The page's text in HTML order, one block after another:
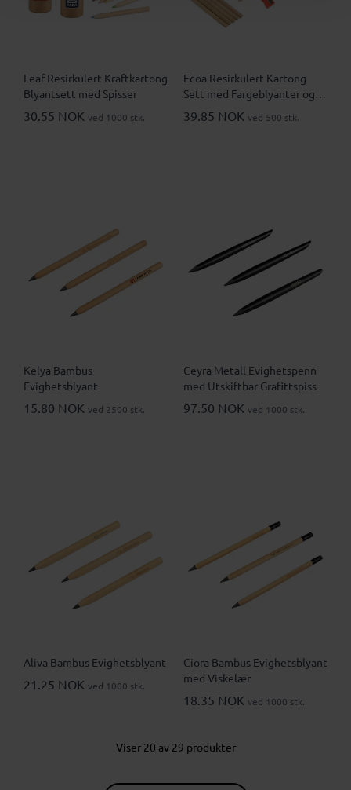
Leaf Resirkulert Kraftkartong
Blyantsett med Spisser
30.55 NOK ved 1000 stk.
Ecoa Resirkulert Kartong
Sett med Fargeblyanter og
Bok
39.85 NOK ved 500 stk.
Kelya Bambus
Evighetsblyant
15.80 NOK ved 2500 stk.
Ceyra Metall Evighetspenn
med Utskiftbar Grafittspiss
97.50 NOK ved 1000 stk.
Aliva Bambus Evighetsblyant
21.25 NOK ved 1000 stk.
Ciora Bambus Evighetsblyant
med Viskelær
18.35 NOK ved 1000 stk.
Viser 20 av 29 produkter